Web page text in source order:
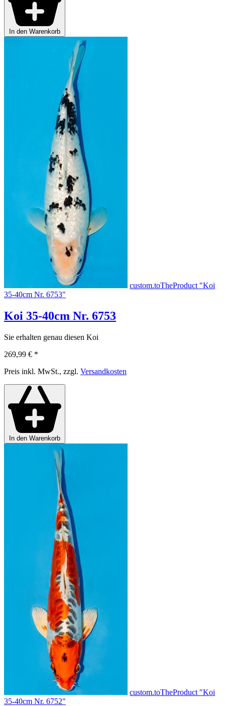
In den Warenkorb
custom.toTheProduct "Koi
35-40cm Nr. 6753"
Koi 35-40cm Nr. 6753
Sie erhalten genau diesen Koi
269,99 € *
Preis inkl. MwSt., zzgl. Versandkosten
In den Warenkorb
custom.toTheProduct "Koi
35-40cm Nr. 6752"